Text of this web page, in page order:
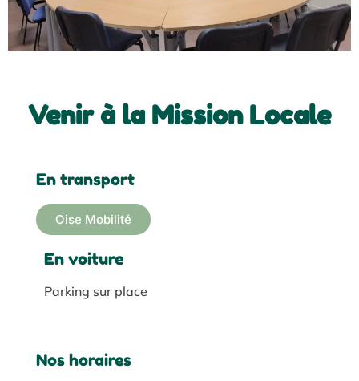
Venir à la Mission Locale
En transport
Oise Mobilité
En voiture
Parking sur place
Nos horaires